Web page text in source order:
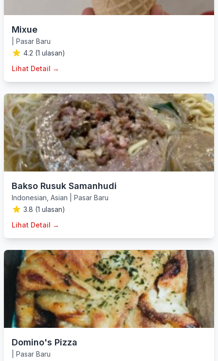
Mixue
Pasar Baru
4.2 (1 ulasan)
Lihat Detail →
Bakso Rusuk Samanhudi
Indonesian Asian
Pasar Baru
3.8 (1 ulasan)
Lihat Detail →
Domino's Pizza
Pasar Baru